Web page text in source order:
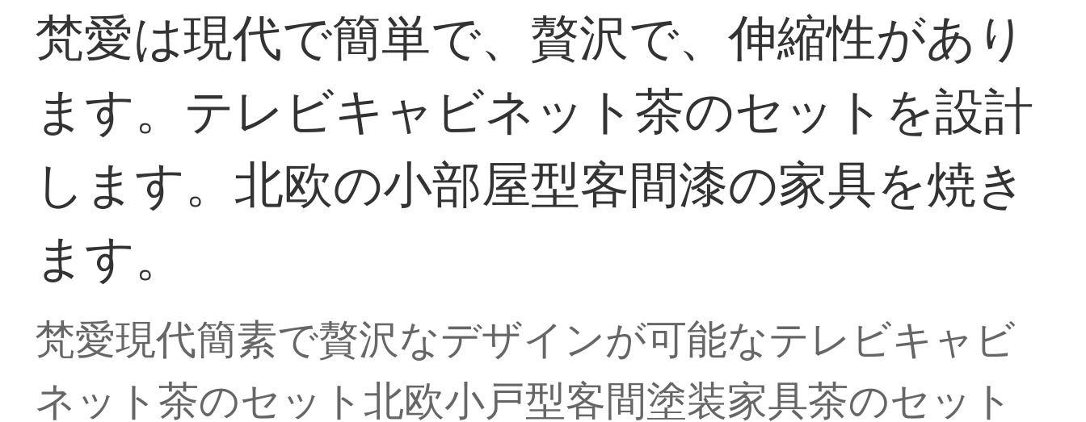
梵愛は現代で簡単で、贅沢で、伸縮性があり
ます。テレビキャビネット茶のセットを設計
します。北欧の小部屋型客間漆の家具を焼き
ます。
梵愛現代簡素で贅沢なデザインが可能なテレビキャビ
ネット茶のセット北欧小戸型客間塗装家具茶のセット